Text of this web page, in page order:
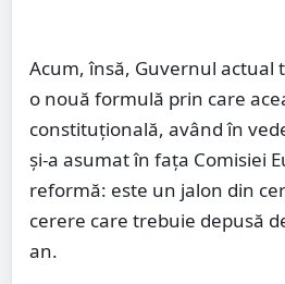
Acum, însă, Guvernul actual
o nouă formulă prin care
constituţională, având în
şi-a asumat în faţa Comisiei
reformă: este un jalon din
cerere care trebuie depusă
an.